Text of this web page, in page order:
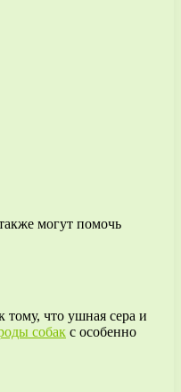
могут помочь
что ушная сера и
собак с особенно